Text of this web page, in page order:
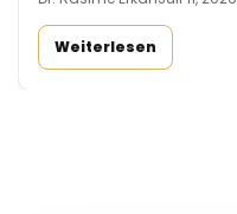
Weiterlesen